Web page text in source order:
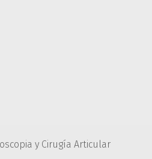
y Cirugía Articular